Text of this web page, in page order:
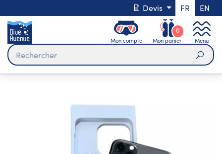
Devis FR EN
Mon compte Mon panier
0
Menu